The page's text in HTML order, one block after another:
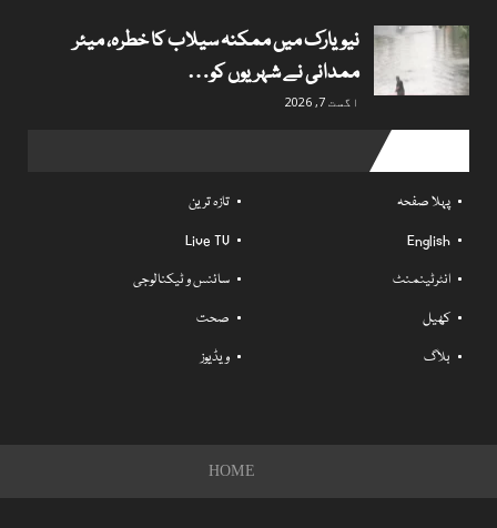
نیویارک میں ممکنہ سیلاب کا خطرہ، میئر
ممدانی نے شہریوں کو…
اگست 7, 2026
پہلا صفحہ
تازہ ترین
English
Live TV
انٹرٹینمنٹ
سائنس و ٹیکنالوجی
کھیل
صحت
بلاگ
ویڈیوز
HOME